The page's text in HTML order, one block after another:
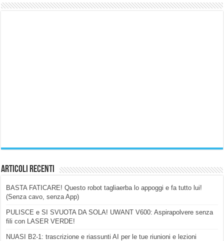
Articoli Recenti
BASTA FATICARE! Questo robot tagliaerba lo appoggi e fa tutto lui!
(Senza cavo, senza App)
PULISCE e SI SVUOTA DA SOLA! UWANT V600: Aspirapolvere senza
fili con LASER VERDE!
NUASI B2-1: trascrizione e riassunti AI per le tue riunioni e lezioni